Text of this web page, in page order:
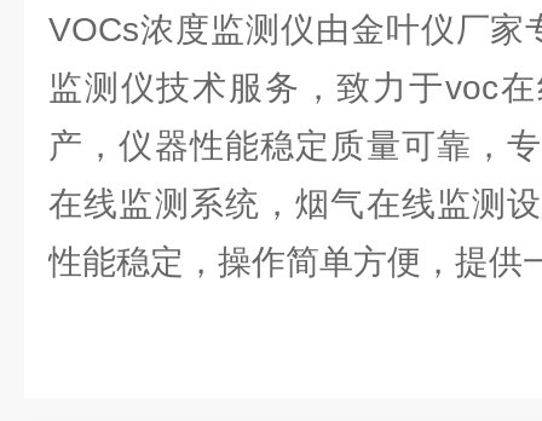
VOCs浓度监测仪由金叶仪厂家
监测仪技术服务，致力于voc
产，仪器性能稳定质量可靠，
在线监测系统，烟气在线监测
性能稳定，操作简单方便，提供